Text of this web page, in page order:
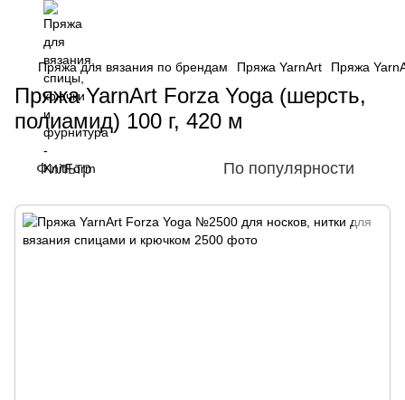
Пряжа для вязания по брендам Пряжа YarnArt Пряжа
Пряжа YarnArt Forza Yoga (шерсть,
полиамид) 100 г, 420 м
Фильтр По популярности